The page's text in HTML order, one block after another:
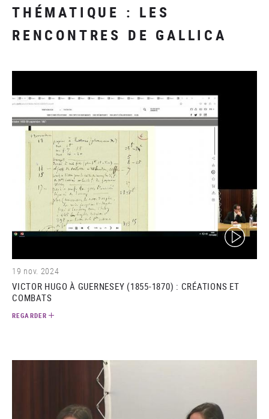
THÉMATIQUE : LES
RENCONTRES DE GALLICA
(video)
19 nov. 2024
VICTOR HUGO À GUERNESEY (1855-1870) : CRÉATIONS ET
COMBATS
REGARDER